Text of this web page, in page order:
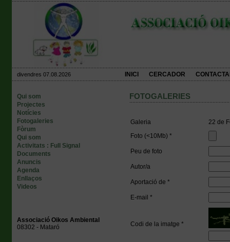
divendres 07.08.2026 INICI CERCADOR
Qui som
Projectes
Notícies
Fotogaleries
Fòrum
Qui som
Activitats : Full Signal
Documents
Anuncis
Agenda
Enllaços
Videos
Associació Oikos Ambiental
08302 - Mataró
FOTOGALERIES
Galeria
22 de
Foto (<10Mb) *
Peu de foto
Autor/a
Aportació de *
E-mail *
Codi de la imatge *